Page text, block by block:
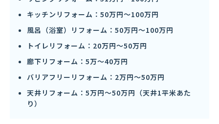
キッチンリフォーム：50万円〜100万円
風呂（浴室）リフォーム：50万円〜100万円
トイレリフォーム：20万円〜50万円
廊下リフォーム：5万〜40万円
バリアフリーリフォーム：2万円〜50万円
天井リフォーム：5万円〜50万円（天井1平米あた
り）